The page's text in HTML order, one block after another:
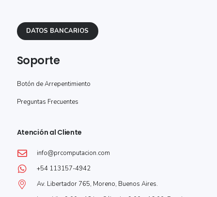
DATOS BANCARIOS
Soporte
Botón de Arrepentimiento
Preguntas Frecuentes
Atención al Cliente
info@prcomputacion.com
+54 113157-4942
Av. Libertador 765, Moreno, Buenos Aires.